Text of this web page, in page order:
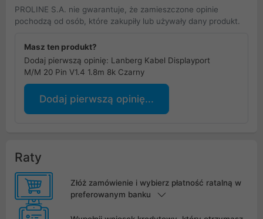
PROLINE S.A. nie gwarantuje, że zamieszczone opinie
pochodzą od osób, które zakupiły lub używały dany produkt.
Masz ten produkt?
Dodaj pierwszą opinię: Lanberg Kabel Displayport
M/M 20 Pin V1.4 1.8m 8k Czarny
Dodaj pierwszą opinię...
Raty
Złóż zamówienie i wybierz płatność ratalną w
preferowanym banku